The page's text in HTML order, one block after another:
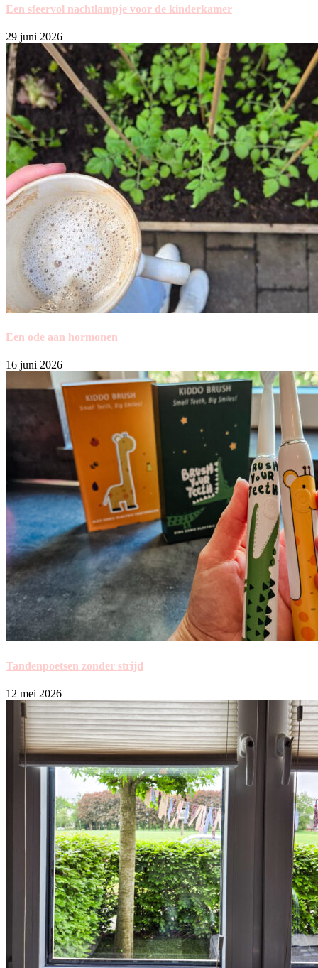
Een sfeervol nachtlampje voor de kinderkamer
29 juni 2026
Een ode aan hormonen
16 juni 2026
Tandenpoetsen zonder strijd
12 mei 2026